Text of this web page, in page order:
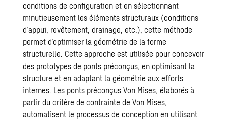
conditions de configuration et en sélectionnant
minutieusement les éléments structuraux (conditions
d’appui, revêtement, drainage, etc.), cette méthode
permet d’optimiser la géométrie de la forme
structurelle. Cette approche est utilisée pour concevoir
des prototypes de ponts préconçus, en optimisant la
structure et en adaptant la géométrie aux efforts
internes. Les ponts préconçus Von Mises, élaborés à
partir du critère de contrainte de Von Mises,
automatisent le processus de conception en utilisant